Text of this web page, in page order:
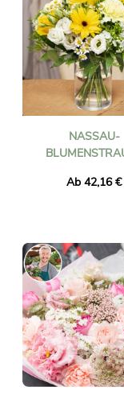
NASSAU-
Ab 42,16 €